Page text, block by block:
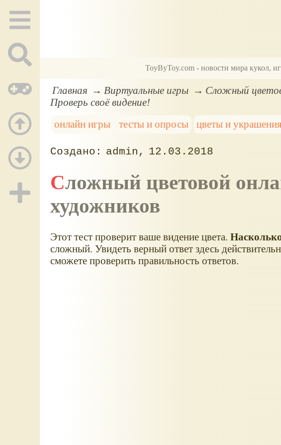
ToyByToy.com - новости мира кукол,
Главная Виртуальные игры
Сложный
Проверь своё видение!
онлайн игры
тесты и опросы цветы и
admin 12.03.2018
Сложный цветовой онлайн тест: для настоящих
художников
Этот тест проверит ваше видение цвета.
сложный. Увидеть верный ответ здесь
сможете проверить правильность ответов.